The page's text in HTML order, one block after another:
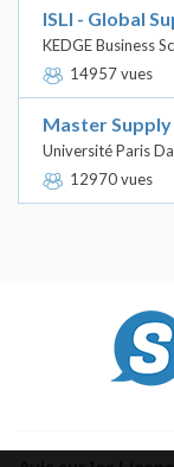
ISLI - Global
KEDGE Business
14957 vues
Master
Université Paris
12970 vues